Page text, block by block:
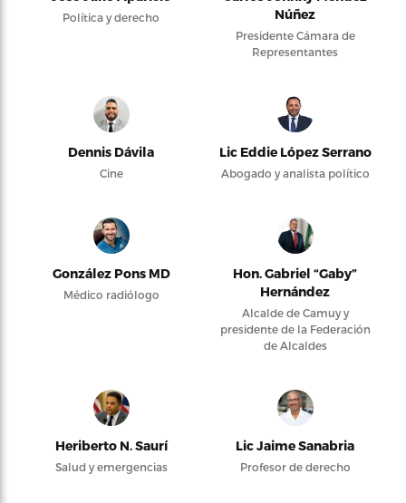
Política y derecho
Núñez
Presidente Cámara de
Representantes
Dennis Dávila
Cine
Lic Eddie López Serrano
Abogado y analista político
González Pons MD
Médico radiólogo
Hon. Gabriel “Gaby”
Hernández
Alcalde de Camuy y
presidente de la Federación
de Alcaldes
Heriberto N. Saurí
Salud y emergencias
Lic Jaime Sanabria
Profesor de derecho